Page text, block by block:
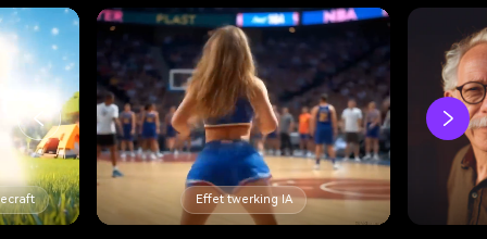
Filtre d'âge AI